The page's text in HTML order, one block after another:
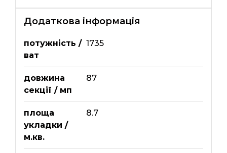
Додаткова інформація
потужність /
ват
1735
довжина
секції / мп
87
площа
укладки /
м.кв.
8.7